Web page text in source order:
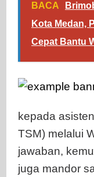
BACA
Kota Medan,
Cepat Bantu
kepada
TSM) melalui
jawaban,
juga mandor